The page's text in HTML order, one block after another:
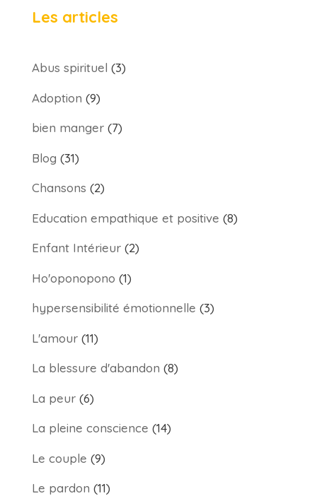
Les articles
Abus spirituel (3)
Adoption (9)
bien manger(7)
Blog (31)
Chansons (2)
Education empathique et positive (8)
Enfant Intérieur(2)
Ho'oponopono (1)
hypersensibilité émotionnelle (3)
L'amour(11)
La blessure d'abandon (8)
La peur(6)
La pleine conscience (14)
Le couple (9)
Le pardon (11)